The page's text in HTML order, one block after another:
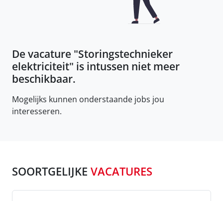
De vacature "Storingstechnieker
elektriciteit" is intussen niet meer
beschikbaar.
Mogelijks kunnen onderstaande jobs jou
interesseren.
SOORTGELIJKE VACATURES